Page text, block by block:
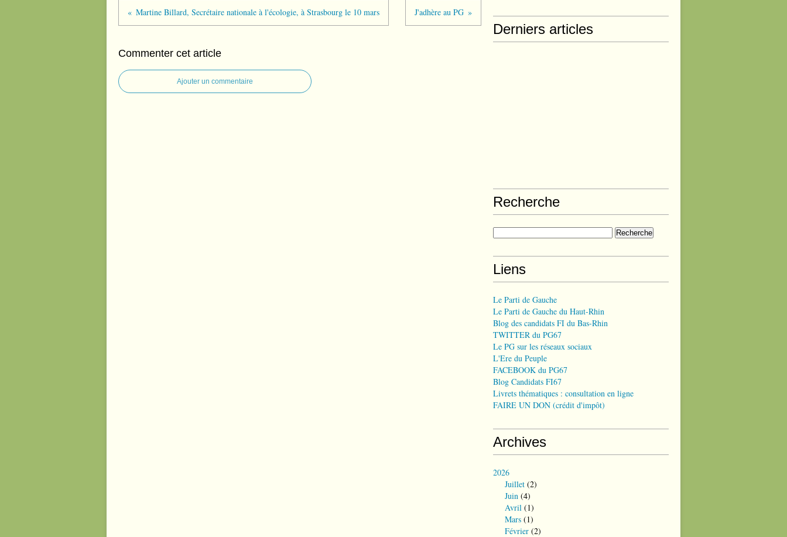
Martine Billard, Secrétaire nationale à l'écologie, à Strasbourg le 10 mars J'adhère au PG
Commenter cet article
Ajouter un commentaire
Derniers articles
Recherche
Liens
Le Parti de Gauche
Le Parti de Gauche du Haut-Rhin
Blog des candidats FI du Bas-Rhin
TWITTER du PG67
Le PG sur les réseaux sociaux
L'Ere du Peuple
FACEBOOK du PG67
Blog Candidats FI67
Livrets thématiques : consultation en ligne
FAIRE UN DON (crédit d'impôt)
Archives
2026
Juillet (2)
Juin (4)
Avril (1)
Mars (1)
Février (2)